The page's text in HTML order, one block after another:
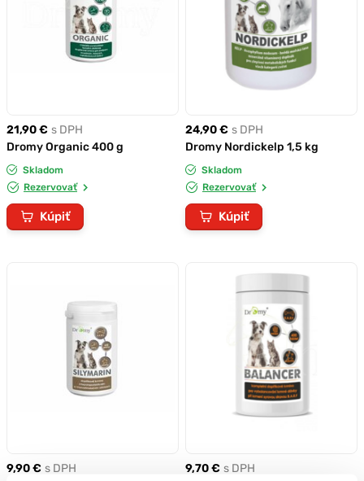
21,90 € s DPH
Dromy Organic 400 g
Skladom
Rezervovať
Kúpiť
24,90 € s DPH
Dromy Nordickelp 1,5 kg
Skladom
Rezervovať
Kúpiť
9,90 € s DPH
9,70 € s DPH